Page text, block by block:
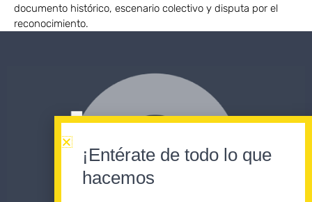
documento histórico, escenario colectivo y disputa por el
reconocimiento.
¡Entérate de todo lo que
hacemos